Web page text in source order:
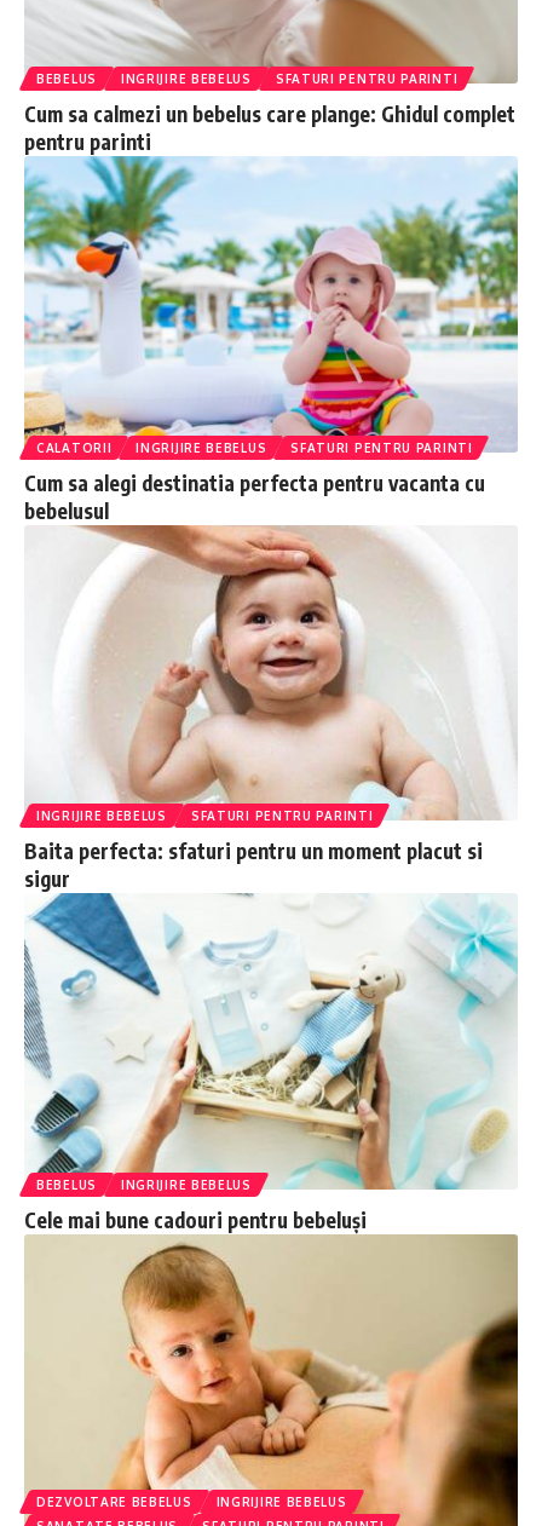
BEBELUS INGRIJIRE BEBELUS SFATURI PENTRU PARINTI
Cum sa calmezi un bebelus care plange: Ghidul complet
pentru parinti
CALATORII INGRIJIRE BEBELUS SFATURI PENTRU PARINTI
Cum sa alegi destinatia perfecta pentru vacanta cu
bebelusul
INGRIJIRE BEBELUS SFATURI PENTRU PARINTI
Baita perfecta: sfaturi pentru un moment placut si
sigur
BEBELUS INGRIJIRE BEBELUS
Cele mai bune cadouri pentru bebeluși
DEZVOLTARE BEBELUS
INGRIJIRE BEBELUS